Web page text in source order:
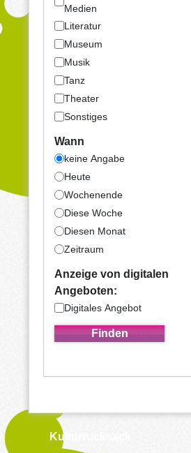
Medien
Literatur
Museum
Musik
Tanz
Theater
Sonstiges
Wann
keine Angabe
Heute
Wochenende
Diese Woche
Diesen Monat
Zeitraum
Anzeige von digitalen
Angeboten:
Digitales Angebot
Kulturrucksack